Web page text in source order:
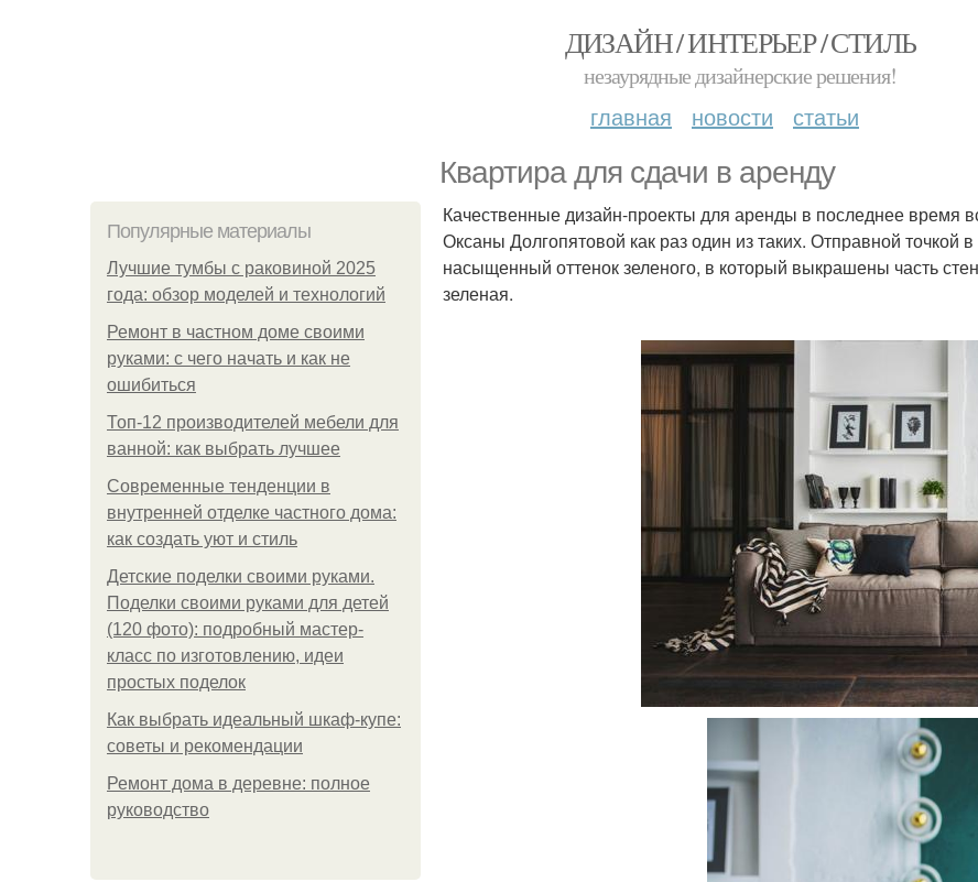
ДИЗАЙН / ИНТЕРЬЕР / СТИЛЬ
незаурядные дизайнерские решения!
главная новости статьи
Квартира для сдачи в аренду
Популярные материалы
Лучшие тумбы с раковиной 2025
года: обзор моделей и технологий
Ремонт в частном доме своими
руками: с чего начать и как не
ошибиться
Топ-12 производителей мебели для
ванной: как выбрать лучшее
Современные тенденции в
внутренней отделке частного дома:
как создать уют и стиль
Детские поделки своими руками.
Поделки своими руками для детей
(120 фото): подробный мастер-
класс по изготовлению, идеи
простых поделок
Как выбрать идеальный шкаф-купе:
советы и рекомендации
Ремонт дома в деревне: полное
руководство
Качественные дизайн-проекты для аренды в последнее время
Оксаны Долгопятовой как раз один из таких. Отправной точкой
насыщенный оттенок зеленого, в который выкрашены часть
зеленая.